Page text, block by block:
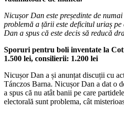
Nicușor Dan este președinte de
problemă a țării este deficitul uriaș
Dan a spus că este decis să reducă
Sporuri pentru boli inventate la
1.500 lei, consilierii: 1.200 lei
Nicușor Dan a și anunțat discuții cu
Tánczos Barna. Nicușor Dan a dat o
a spus că nu atât banii pe care
electorală sunt problema, cât